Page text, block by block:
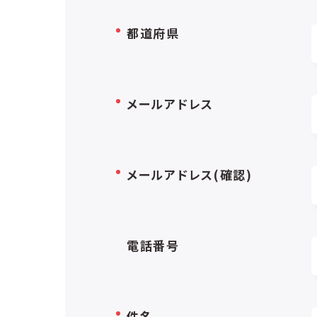
都道府県
メールアドレス
メールアドレス(確認)
電話番号